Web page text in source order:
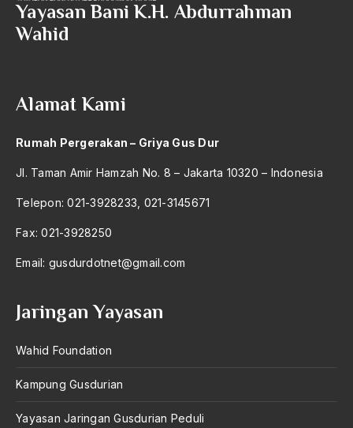
Yayasan Bani K.H. Abdurrahman
Wahid
Alamat Kami
Rumah Pergerakan – Griya Gus Dur
Jl. Taman Amir Hamzah No. 8 – Jakarta 10320 – Indonesia
Telepon: 021-3928233, 021-3145671
Fax: 021-3928250
Email: gusdurdotnet@gmail.com
Jaringan Yayasan
Wahid Foundation
Kampung Gusdurian
Yayasan Jaringan Gusdurian Peduli